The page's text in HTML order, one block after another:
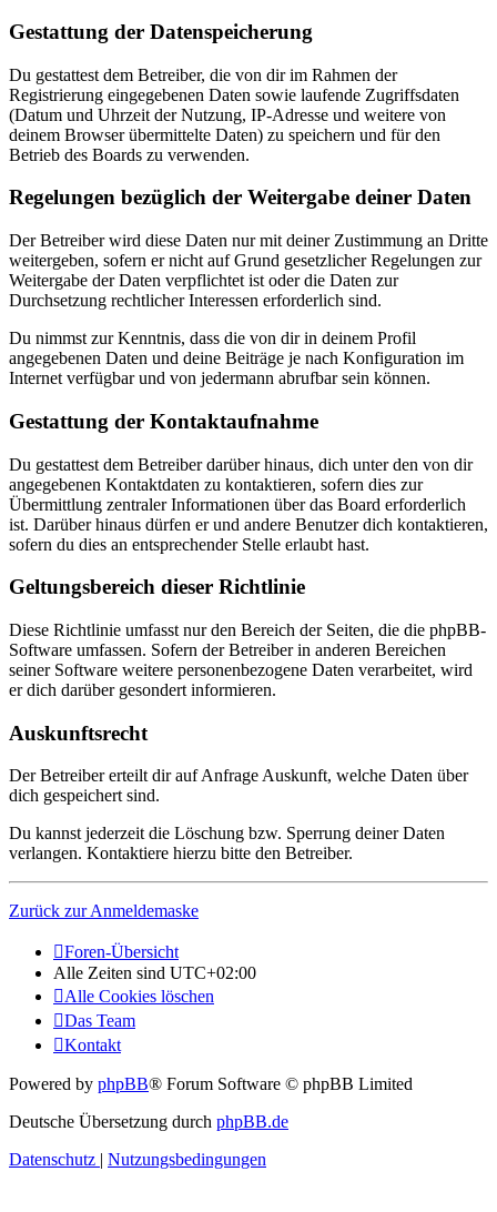
Gestattung der Datenspeicherung
Du gestattest dem Betreiber, die von dir im Rahmen der
Registrierung eingegebenen Daten sowie laufende Zugriffsdaten
(Datum und Uhrzeit der Nutzung, IP-Adresse und weitere von
deinem Browser übermittelte Daten) zu speichern und für den
Betrieb des Boards zu verwenden.
Regelungen bezüglich der Weitergabe deiner Daten
Der Betreiber wird diese Daten nur mit deiner Zustimmung an Dritte
weitergeben, sofern er nicht auf Grund gesetzlicher Regelungen zur
Weitergabe der Daten verpflichtet ist oder die Daten zur
Durchsetzung rechtlicher Interessen erforderlich sind.
Du nimmst zur Kenntnis, dass die von dir in deinem Profil
angegebenen Daten und deine Beiträge je nach Konfiguration im
Internet verfügbar und von jedermann abrufbar sein können.
Gestattung der Kontaktaufnahme
Du gestattest dem Betreiber darüber hinaus, dich unter den von dir
angegebenen Kontaktdaten zu kontaktieren, sofern dies zur
Übermittlung zentraler Informationen über das Board erforderlich
ist. Darüber hinaus dürfen er und andere Benutzer dich kontaktieren,
sofern du dies an entsprechender Stelle erlaubt hast.
Geltungsbereich dieser Richtlinie
Diese Richtlinie umfasst nur den Bereich der Seiten, die die phpBB-
Software umfassen. Sofern der Betreiber in anderen Bereichen
seiner Software weitere personenbezogene Daten verarbeitet, wird
er dich darüber gesondert informieren.
Auskunftsrecht
Der Betreiber erteilt dir auf Anfrage Auskunft, welche Daten über
dich gespeichert sind.
Du kannst jederzeit die Löschung bzw. Sperrung deiner Daten
verlangen. Kontaktiere hierzu bitte den Betreiber.
Zurück zur Anmeldemaske
Foren-Übersicht
Alle Zeiten sind UTC+02:00
Alle Cookies löschen
Das Team
Kontakt
Powered by phpBB® Forum Software © phpBB Limited
Deutsche Übersetzung durch phpBB.de
Datenschutz | Nutzungsbedingungen